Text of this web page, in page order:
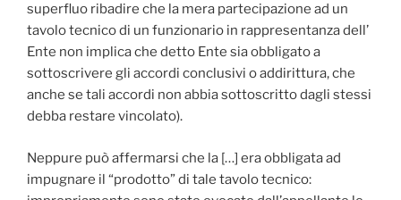
superfluo ribadire che la mera partecipazione ad un
tavolo tecnico di un funzionario in rappresentanza dell’
Ente non implica che detto Ente sia obbligato a
sottoscrivere gli accordi conclusivi o addirittura, che
anche se tali accordi non abbia sottoscritto dagli stessi
debba restare vincolato).
Neppure può affermarsi che la […] era obbligata ad
impugnare il “prodotto” di tale tavolo tecnico: